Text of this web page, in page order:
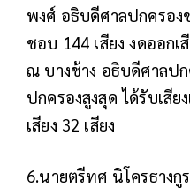
พงศ์ อธิบดีศาลปกครอง
ชอบ 144 เสียง งดออกเ
ณ บางช้าง อธิบดีศาลป
ปกครองสูงสุด ได้รับเสี
เสียง 32 เสียง
6.นายตรีทศ นิโครธาง